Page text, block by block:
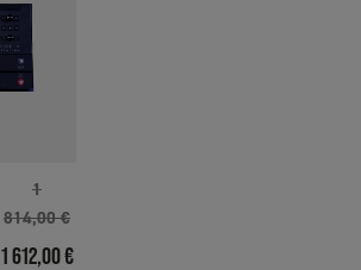
Prix de base
1
814,00 €
Prix
1 612,00 €